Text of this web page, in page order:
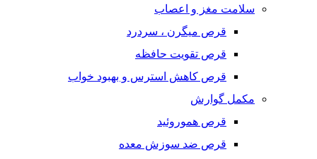
سلامت مغز و اعصاب
قرص میگرن ، سردرد
قرص تقویت حافظه
قرص کاهش استرس و بهبود خواب
مکمل گوارش
قرص هموروئید
قرص ضد سوزش معده